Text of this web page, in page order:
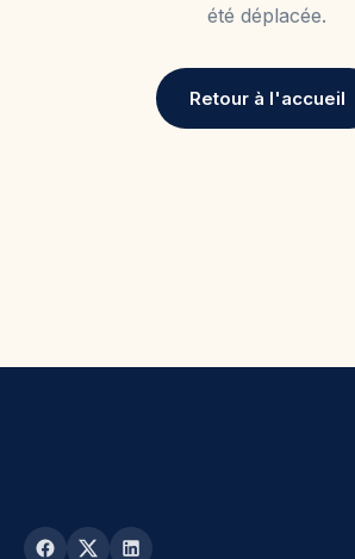
été déplacée.
Retour à l'accueil